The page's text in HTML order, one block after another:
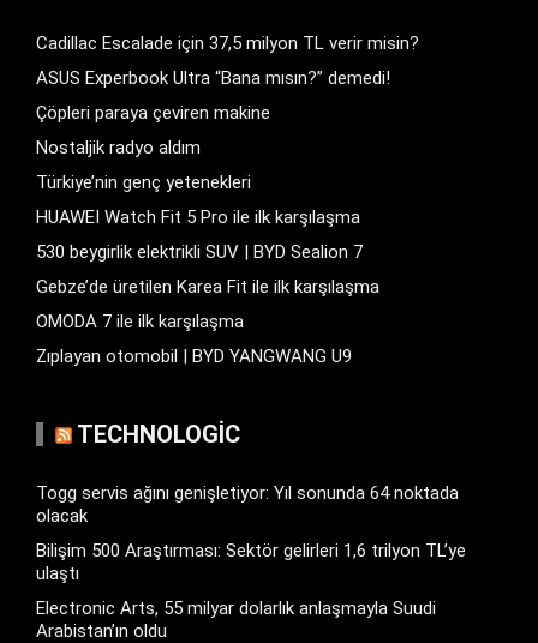
Cadillac Escalade için 37,5 milyon TL verir misin?
ASUS Experbook Ultra “Bana mısın?” demedi!
Çöpleri paraya çeviren makine
Nostaljik radyo aldım
Türkiye’nin genç yetenekleri
HUAWEI Watch Fit 5 Pro ile ilk karşılaşma
530 beygirlik elektrikli SUV | BYD Sealion 7
Gebze’de üretilen Karea Fit ile ilk karşılaşma
OMODA 7 ile ilk karşılaşma
Zıplayan otomobil | BYD YANGWANG U9
TECHNOLOGIC
Togg servis ağını genişletiyor: Yıl sonunda 64 noktada
olacak
Bilişim 500 Araştırması: Sektör gelirleri 1,6 trilyon TL’ye
ulaştı
Electronic Arts, 55 milyar dolarlık anlaşmayla Suudi
Arabistan’ın oldu